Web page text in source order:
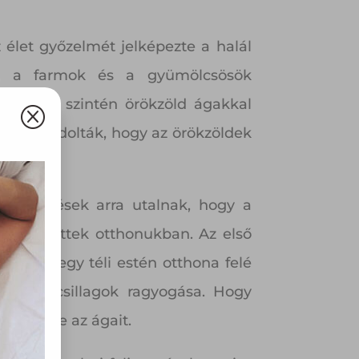
győzelmét jelképezte a halál
a farmok és a gyümölcsösök
papjai szintén örökzöld ágakkal
gondolták, hogy az örökzöldek
arra utalnak, hogy a
díszítettek otthonukban. Az első
egy téli estén otthona felé
csillagok ragyogása. Hogy
az ágait.
Q
Ön
az